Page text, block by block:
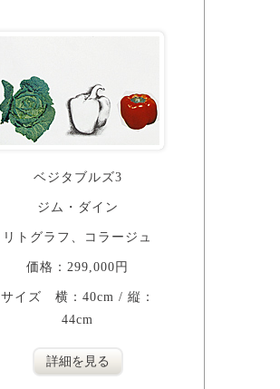
ベジタブルズ3
ジム・ダイン
リトグラフ、コラージュ
価格：299,000円
サイズ 横：40cm / 縦：
44cm
詳細を見る